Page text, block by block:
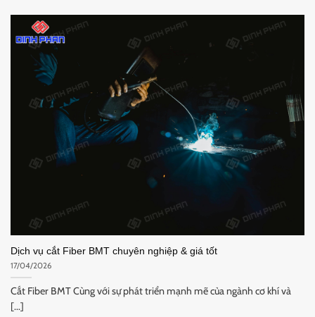
Dịch vụ cắt Fiber BMT chuyên nghiệp & giá tốt
17/04/2026
Cắt Fiber BMT Cùng với sự phát triển mạnh mẽ của ngành cơ khí và
[...]